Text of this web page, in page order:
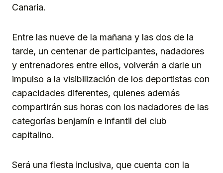
Canaria.
Entre las nueve de la mañana y las dos de la
tarde, un centenar de participantes, nadadores
y entrenadores entre ellos, volverán a darle un
impulso a la visibilización de los deportistas con
capacidades diferentes, quienes además
compartirán sus horas con los nadadores de las
categorías benjamín e infantil del club
capitalino.
Será una fiesta inclusiva, que cuenta con la